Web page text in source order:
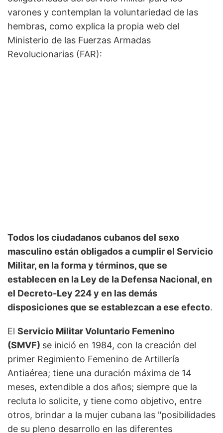
varones y contemplan la voluntariedad de las
hembras, como explica la propia web del
Ministerio de las Fuerzas Armadas
Revolucionarias (FAR):
Todos los ciudadanos cubanos del sexo
masculino están obligados a cumplir el Servicio
Militar, en la forma y términos, que se
establecen en la Ley de la Defensa Nacional, en
el Decreto-Ley 224 y en las demás
disposiciones que se establezcan a ese efecto.
El Servicio Militar Voluntario Femenino
(SMVF) se inició en 1984, con la creación del
primer Regimiento Femenino de Artillería
Antiaérea; tiene una duración máxima de 14
meses, extendible a dos años; siempre que la
recluta lo solicite, y tiene como objetivo, entre
otros, brindar a la mujer cubana las "posibilidades
de su pleno desarrollo en las diferentes